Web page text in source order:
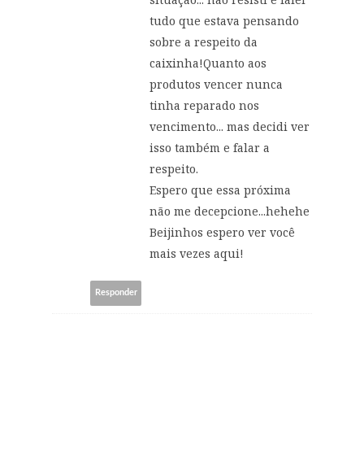
tudo que estava pensando
sobre a respeito da
caixinha!Quanto aos
produtos vencer nunca
tinha reparado nos
vencimento... mas decidi ver
isso também e falar a
respeito.
Espero que essa próxima
não me decepcione...hehehe
Beijinhos espero ver você
mais vezes aqui!
Responder